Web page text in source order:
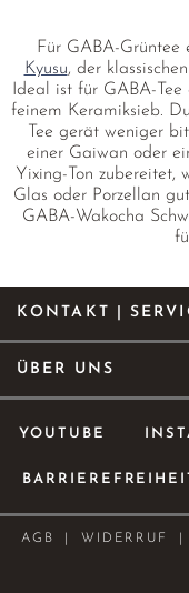
Für GABA-Grüntee
Kyusu, der
Ideal ist für GABA-
feinem Keramiksieb.
Tee gerät weniger
einer Gaiwan oder
Yixing-Ton zubereitet,
Glas oder Porzellan
GABA-Wakocha
KONTAKT |
AGB WIDERRUF
ÜBER UNS
YOUTUBE